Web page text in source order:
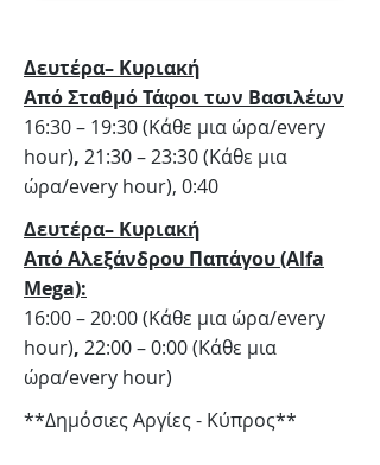
Δευτέρα– Κυριακή
Από Σταθμό Τάφοι των Βασιλέων
16:30 – 19:30 (Κάθε μια ώρα/every
hour), 21:30 – 23:30 (Κάθε μια
ώρα/every hour), 0:40
Δευτέρα– Κυριακή
Από Αλεξάνδρου Παπάγου (Alfa
Mega):
16:00 – 20:00 (Κάθε μια ώρα/every
hour), 22:00 – 0:00 (Κάθε μια
ώρα/every hour)
**Δημόσιες Αργίες - Κύπρος**